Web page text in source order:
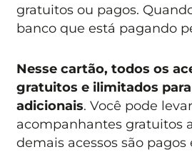
gratuitos ou pagos.
banco que está pagando
Nesse cartão, todos os
gratuitos e ilimitados
adicionais. Você pode
acompanhantes gratuitos
demais acessos são pagos